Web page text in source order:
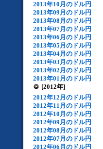
2013年10月のドル円
2013年09月のドル円
2013年08月のドル円
2013年07月のドル円
2013年06月のドル円
2013年05月のドル円
2013年04月のドル円
2013年03月のドル円
2013年02月のドル円
2013年01月のドル円
[2012年]
2012年12月のドル円
2012年11月のドル円
2012年10月のドル円
2012年09月のドル円
2012年08月のドル円
2012年07月のドル円
2012年06月のドル円